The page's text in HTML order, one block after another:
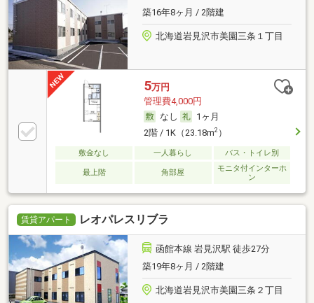
築16年8ヶ月 / 2階建
北海道岩見沢市美園三条１丁目
5万円
管理費4,000円
なし
1ヶ月
2階 / 1K（23.18m2）
敷金なし 一人暮らし バス・トイレ別
最上階 角部屋
モニタ付インターホ
ン
賃貸アパート レオパレスリブラ
函館本線 岩見沢駅 徒歩27分
築19年8ヶ月 / 2階建
北海道岩見沢市美園三条２丁目